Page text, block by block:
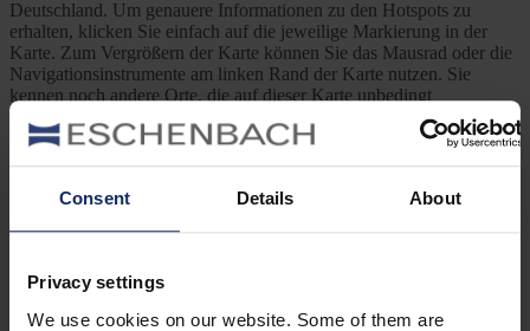
Consent Details About
Privacy settings
We use cookies on our website. Some of them are
Deutschland. Um genauere Informationen zu den Hotspots zu
erhalten, klicken Sie einfach auf die jeweilige Markierung in der
Karte. Zum Vergrößern der Karte können Sie das Mausrad oder die
Navigationsinstrumente am linken Rand der Karte nutzen. Sie
kennen noch andere Orte, die auf dieser Karte unbedingt
eingetragen sein sollten?
locationsperpage=“10″ hidefilter=“true“ simplesearch=“true“]
schönsten Vogelbeobachtungsgebiete
Deutschlands